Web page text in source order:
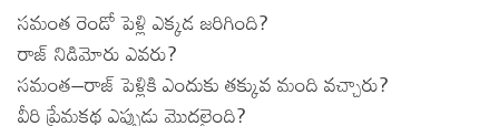
సమంత రెండో పెళ్లి ఎక్కడ జరిగింది?
రాజ్ నిడిమోరు ఎవరు?
సమంత–రాజ్ పెళ్లికి ఎందుకు తక్కువ మంది వచ్చారు?
వీరి ప్రేమకథ ఎప్పుడు మొదలైంది?